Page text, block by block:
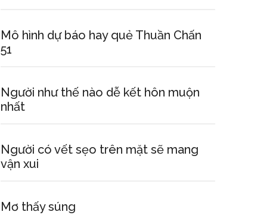
Mô hình dự báo hay quẻ Thuần Chấn
51
Người như thế nào dễ kết hôn muộn
nhất
Người có vết sẹo trên mặt sẽ mang
vận xui
Mơ thấy súng